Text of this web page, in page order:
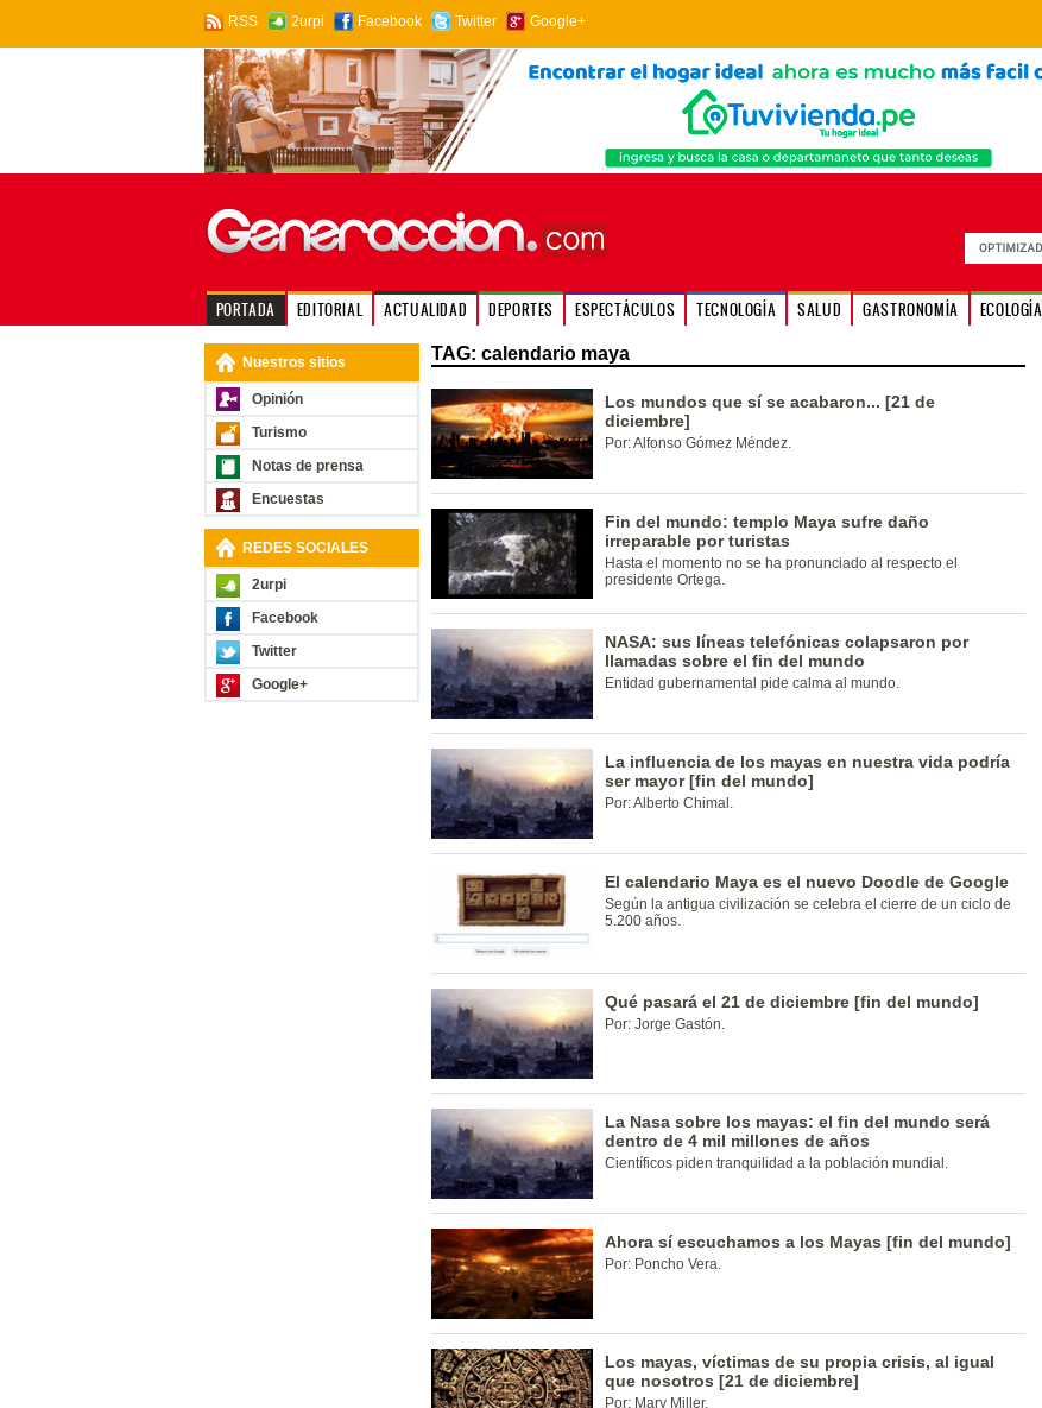
RSS 2urpi Facebook Twitter Google+
PORTADA EDITORIAL ACTUALIDAD DEPORTES ESPECTÁCULOS TECNOLOGÍA SALUD GASTRONOMÍA ECOLOGÍA
Nuestros sitios
Opinión
Turismo
Notas de prensa
Encuestas
REDES SOCIALES
2urpi
Facebook
Twitter
Google+
TAG: calendario maya
Los mundos que sí se acabaron... [21 de
diciembre]
Por: Alfonso Gómez Méndez.
Fin del mundo: templo Maya sufre daño
irreparable por turistas
Hasta el momento no se ha pronunciado al respecto el
presidente Ortega.
NASA: sus líneas telefónicas colapsaron por
llamadas sobre el fin del mundo
Entidad gubernamental pide calma al mundo.
La influencia de los mayas en nuestra vida podría
ser mayor [fin del mundo]
Por: Alberto Chimal.
El calendario Maya es el nuevo Doodle de Google
Según la antigua civilización se celebra el cierre de un ciclo de
5.200 años.
Qué pasará el 21 de diciembre [fin del mundo]
Por: Jorge Gastón.
La Nasa sobre los mayas: el fin del mundo será
dentro de 4 mil millones de años
Científicos piden tranquilidad a la población mundial.
Ahora sí escuchamos a los Mayas [fin del mundo]
Por: Poncho Vera.
Los mayas, víctimas de su propia crisis, al igual
que nosotros [21 de diciembre]
Por: Mary Miller.